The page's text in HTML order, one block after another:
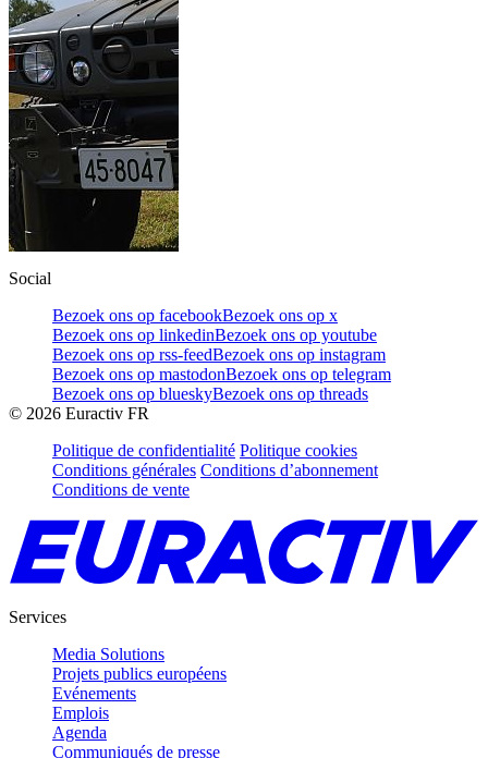
Social
Bezoek ons op facebookBezoek ons op x
Bezoek ons op linkedinBezoek ons op youtube
Bezoek ons op rss-feedBezoek ons op instagram
Bezoek ons op mastodonBezoek ons op telegram
Bezoek ons op blueskyBezoek ons op threads
© 2026 Euractiv FR
Politique de confidentialité Politique cookies
Conditions générales Conditions d’abonnement
Conditions de vente
Services
Media Solutions
Projets publics européens
Evénements
Emplois
Agenda
Communiqués de presse